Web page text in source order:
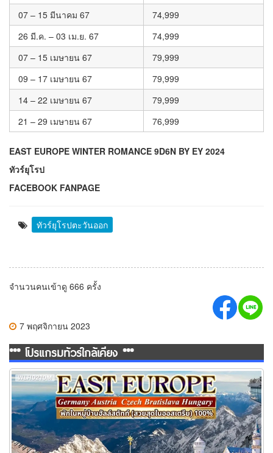
07 – 15 มีนาคม 67
74,999
26 มี.ค. – 03 เม.ย. 67
74,999
07 – 15 เมษายน 67
79,999
09 – 17 เมษายน 67
79,999
14 – 22 เมษายน 67
79,999
21 – 29 เมษายน 67
76,999
EAST EUROPE WINTER ROMANCE 9D6N BY EY 2024
ทัวร์ยุโรป
FACEBOOK FANPAGE
ทัวร์ยุโรปตะวันออก
จำนวนคนเข้าดู 666 ครั้ง
7 พฤศจิกายน 2023
*** โปรแกรมทัวร์ใกล้เคียง ***
ทัวร์ยุโรปตะวันออก พักหมู่บ้านฮัลสตัทท์ 10วัน